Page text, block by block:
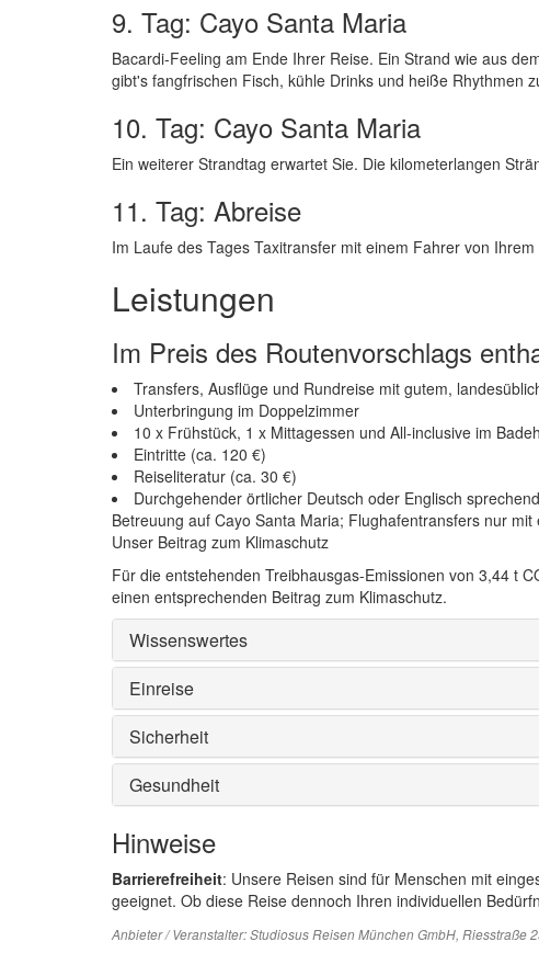
9. Tag: Cayo Santa Maria
Bacardi-Feeling am Ende Ihrer Reise. Ein Strand wie aus
gibt's fangfrischen Fisch, kühle Drinks und heiße Rhythmen
10. Tag: Cayo Santa Maria
Ein weiterer Strandtag erwartet Sie. Die kilometerlangen
11. Tag: Abreise
Im Laufe des Tages Taxitransfer mit einem Fahrer von
Leistungen
Im Preis des Routenvorschlags
Transfers, Ausflüge und Rundreise mit gutem,
Unterbringung im Doppelzimmer
10 x Frühstück, 1 x Mittagessen und All-inclusive im
Eintritte (ca. 120 €)
Reiseliteratur (ca. 30 €)
Durchgehender örtlicher Deutsch oder Englisch
Betreuung auf Cayo Santa Maria; Flughafentransfers nur
Unser Beitrag zum Klimaschutz
Für die entstehenden Treibhausgas-Emissionen von 3,44 t
einen entsprechenden Beitrag zum Klimaschutz.
Wissenswertes
Einreise
Sicherheit
Gesundheit
Hinweise
Barrierefreiheit: Unsere Reisen sind für Menschen mit
geeignet. Ob diese Reise dennoch Ihren individuellen
Anbieter / Veranstalter:Studiosus Reisen München GmbH, Riesstraße